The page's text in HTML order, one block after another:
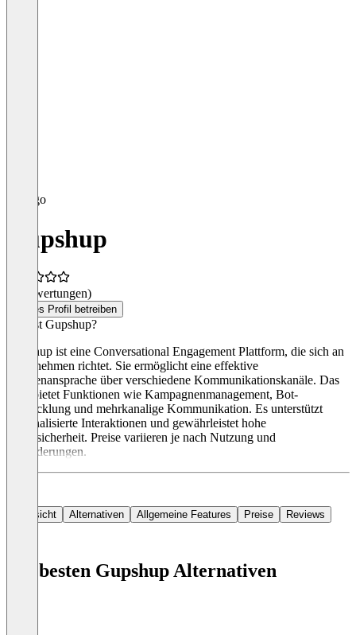
Gupshup
(0 Bewertungen)
Dieses Profil betreiben
Was ist Gupshup?
Gupshup ist eine Conversational Engagement Plattform, die sich an
Unternehmen richtet. Sie ermöglicht eine effektive
Kundenansprache über verschiedene Kommunikationskanäle. Das
Tool bietet Funktionen wie Kampagnenmanagement, Bot-
Entwicklung und mehrkanalige Kommunikation. Es unterstützt
personalisierte Interaktionen und gewährleistet hohe
Datensicherheit. Preise variieren je nach Nutzung und
Anforderungen.
Übersicht Alternativen Allgemeine Features Preise Reviews
Die besten Gupshup Alternativen